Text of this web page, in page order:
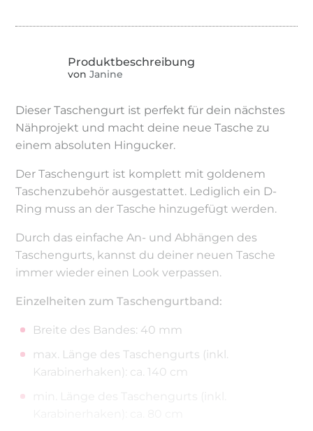
von Janine
Dieser Taschengurt ist perfekt für dein nächstes
Nähprojekt und macht deine neue Tasche zu
einem absoluten Hingucker.
Der Taschengurt ist komplett mit goldenem
Taschenzubehör ausgestattet. Lediglich ein D-
Ring muss an der Tasche hinzugefügt werden.
Durch das einfache An- und Abhängen des
Taschengurts, kannst du deiner neuen Tasche
immer wieder einen Look verpassen.
Einzelheiten zum Taschengurtband:
Breite des Bandes: 40 mm
max. Länge des Taschengurts (inkl.
Karabinerhaken): ca. 140 cm
min. Länge des Taschengurts (inkl.